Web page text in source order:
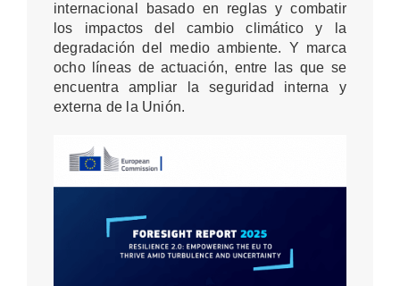
internacional basado en reglas y combatir
los impactos del cambio climático y la
degradación del medio ambiente. Y marca
ocho líneas de actuación, entre las que se
encuentra ampliar la seguridad interna y
externa de la Unión.